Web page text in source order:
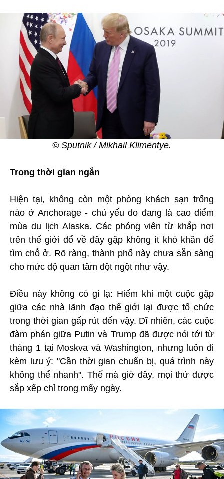
© Sputnik / Mikhail Klimentye.
Trong thời gian ngắn
Hiện tại, không còn một phòng khách sạn trống
nào ở Anchorage - chủ yếu do đang là cao điểm
mùa du lịch Alaska. Các phóng viên từ khắp nơi
trên thế giới đổ về đây gặp không ít khó khăn để
tìm chỗ ở. Rõ ràng, thành phố này chưa sẵn sàng
cho mức độ quan tâm đột ngột như vậy.
Điều này không có gì lạ: Hiếm khi một cuộc gặp
giữa các nhà lãnh đạo thế giới lại được tổ chức
trong thời gian gấp rút đến vậy. Dĩ nhiên, các cuộc
đàm phán giữa Putin và Trump đã được nói tới từ
tháng 1 tại Moskva và Washington, nhưng luôn đi
kèm lưu ý: "Cần thời gian chuẩn bị, quá trình này
không thể nhanh". Thế mà giờ đây, mọi thứ được
sắp xếp chỉ trong mấy ngày.